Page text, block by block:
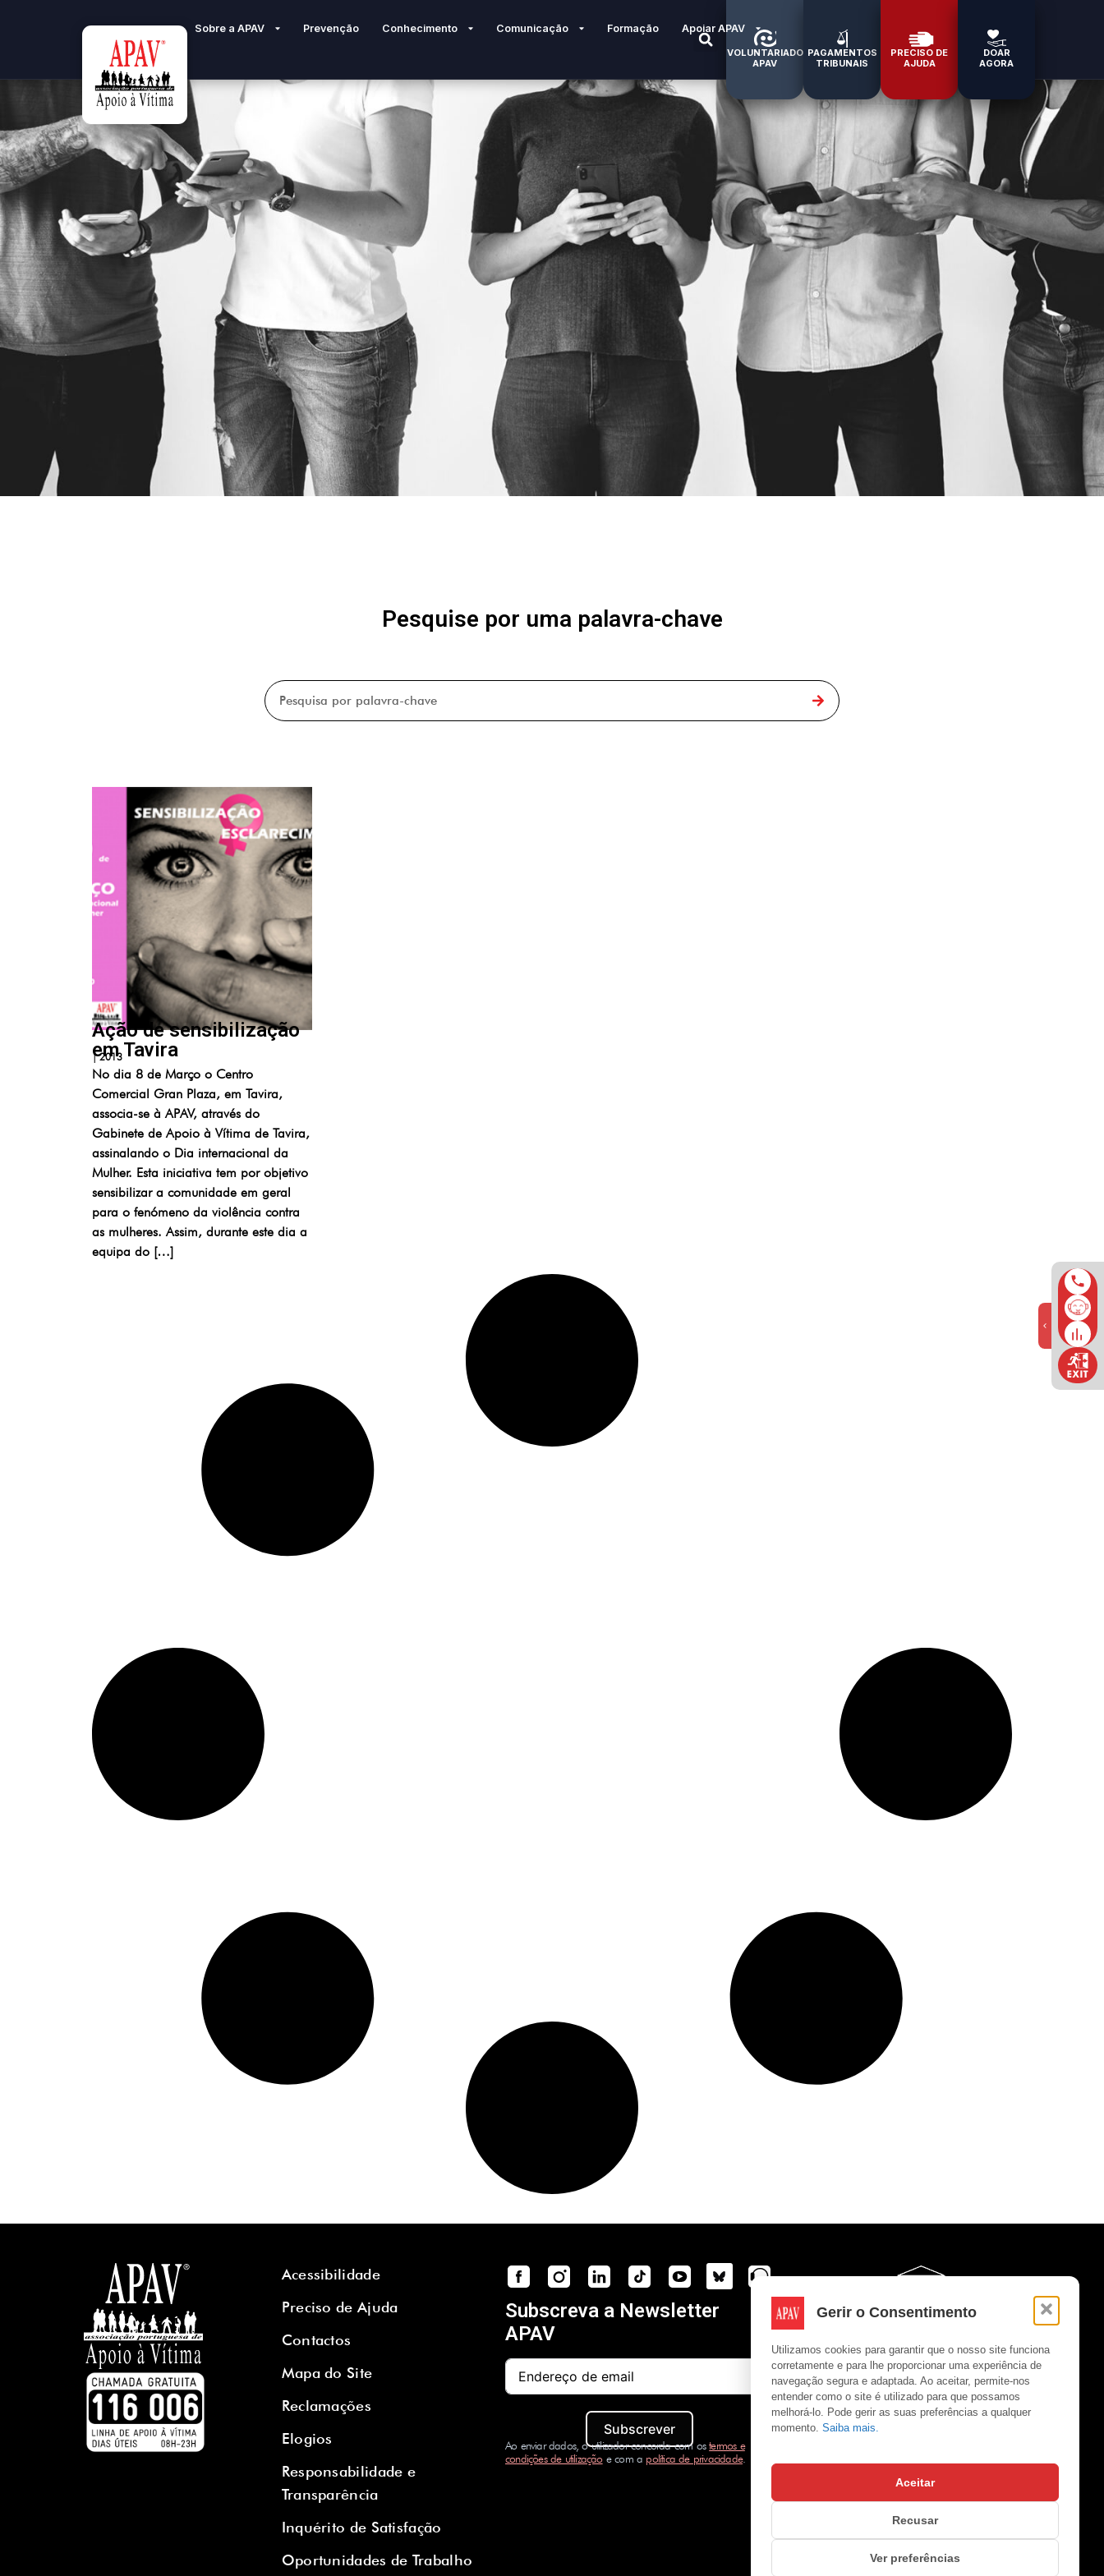
Gerir o Consentimento
Utilizamos cookies para garantir que o nosso site funciona
corretamente e para lhe proporcionar uma experiência de
navegação segura e adaptada. Ao aceitar, permite-nos
entender como o site é utilizado para que possamos
melhorá-lo. Pode gerir as suas preferências a qualquer
momento. Saiba mais.
Aceitar
Recusar
Ver preferências
Sobre a APAV Prevenção Conhecimento Comunicação Formação Apoiar APAV
VOLUNTARIADO
APAV
PAGAMENTOS
TRIBUNAIS
PRECISO DE
AJUDA
DOAR
AGORA
Pesquise por uma palavra-chave
Ação de sensibilização
em Tavira
| 2013
No dia 8 de Março o Centro
Comercial Gran Plaza, em Tavira,
associa-se à APAV, através do
Gabinete de Apoio à Vítima de Tavira,
assinalando o Dia internacional da
Mulher. Esta iniciativa tem por objetivo
sensibilizar a comunidade em geral
para o fenómeno da violência contra
as mulheres. Assim, durante este dia a
equipa do […]
Acessibilidade
Preciso de Ajuda
Contactos
Mapa do Site
Reclamações
Elogios
Responsabilidade e
Transparência
Inquérito de Satisfação
Oportunidades de Trabalho
Subscreva a Newsletter
APAV
Subscrever
Ao enviar dados, o utilizador concorda com ostermos e
condições de utilizaçãoe com a política de privacidade.
Copyright © APAV 2026